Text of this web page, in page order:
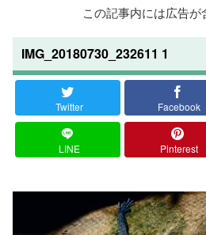
この記事内には広告が
IMG_20180730_232611 1
Twitter Facebook
LINE Pinterest